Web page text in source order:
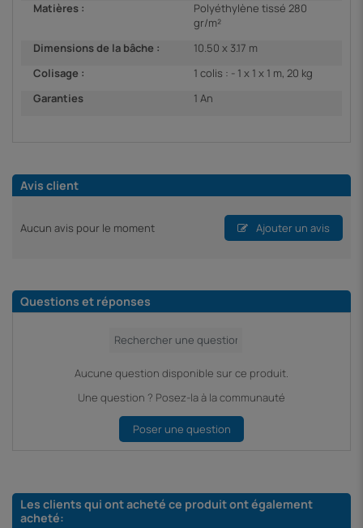
Matières :
Polyéthylène tissé 280
gr/m²
Dimensions de la bâche :
10.50 x 3.17 m
Colisage :
1 colis : - 1 x 1 x 1 m, 20 kg
Garanties
1 An
Avis client
Aucun avis pour le moment Ajouter un avis
Questions et réponses
Aucune question disponible sur ce produit.
Une question ? Posez-la à la communauté
Poser une question
Les clients qui ont acheté ce produit ont également
acheté: